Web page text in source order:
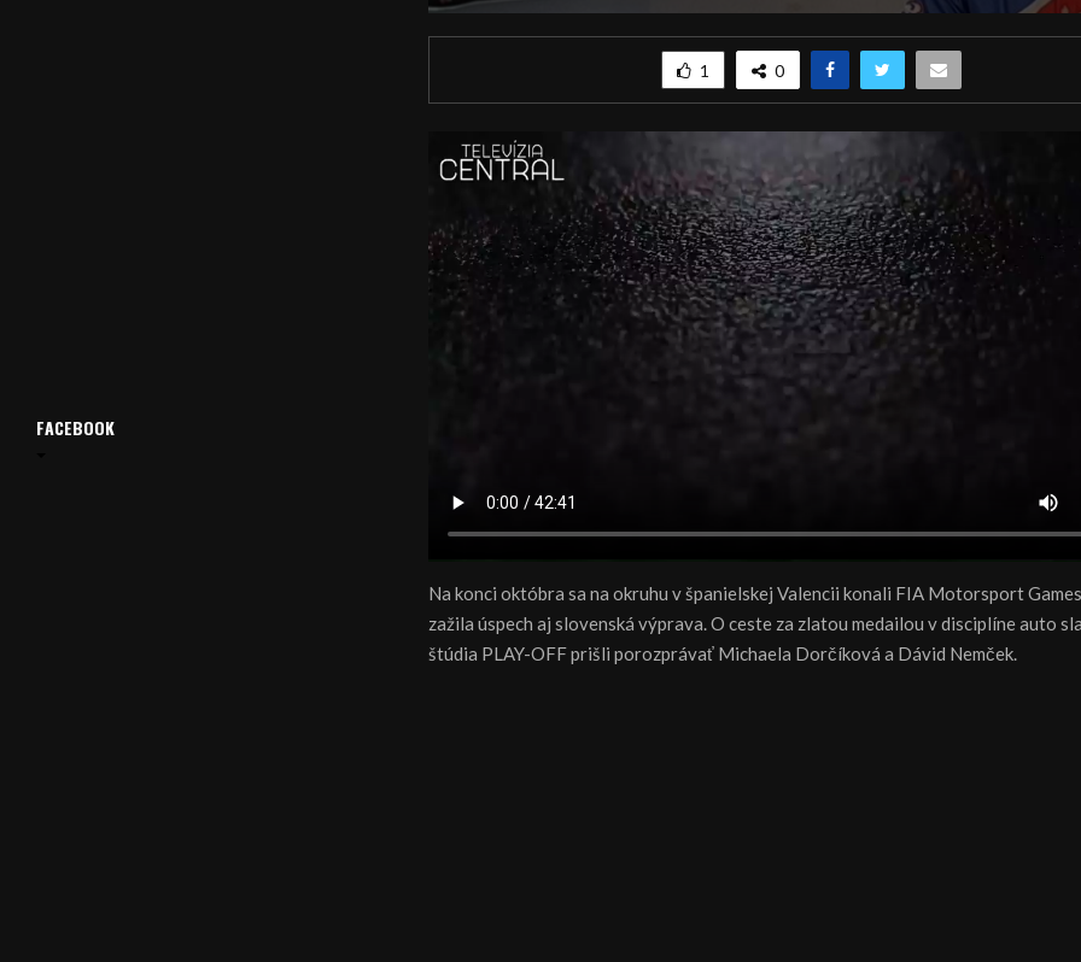
1 0
Na konci októbra sa na okruhu v španielskej Valencii konali FIA Motorsport
zažila úspech aj slovenská výprava. O ceste za zlatou medailou v disciplíne auto
štúdia PLAY-OFF prišli porozprávať Michaela Dorčíková a Dávid Nemček.
FACEBOOK